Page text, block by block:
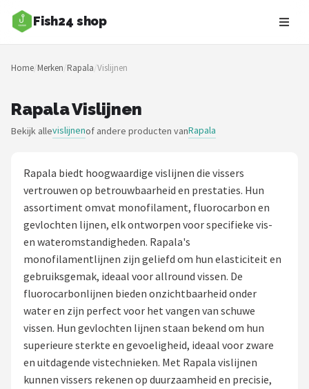
Fish24 shop
Zoeken
NAVIGATIE
Merken
Hengelsoorten
Hengels
Molens
Dobbers
Kunstaas
Shop
Home/Merken/Rapala/Vislijnen
Rapala Vislijnen
Bekijk allevislijnenof andere producten vanRapala
Rapala biedt hoogwaardige vislijnen die vissers
vertrouwen op betrouwbaarheid en prestaties. Hun
assortiment omvat monofilament, fluorocarbon en
gevlochten lijnen, elk ontworpen voor specifieke vis-
en wateromstandigheden. Rapala's
monofilamentlijnen zijn geliefd om hun elasticiteit en
gebruiksgemak, ideaal voor allround vissen. De
fluorocarbonlijnen bieden onzichtbaarheid onder
water en zijn perfect voor het vangen van schuwe
vissen. Hun gevlochten lijnen staan bekend om hun
superieure sterkte en gevoeligheid, ideaal voor zware
en uitdagende vistechnieken. Met Rapala vislijnen
kunnen vissers rekenen op duurzaamheid en precisie,